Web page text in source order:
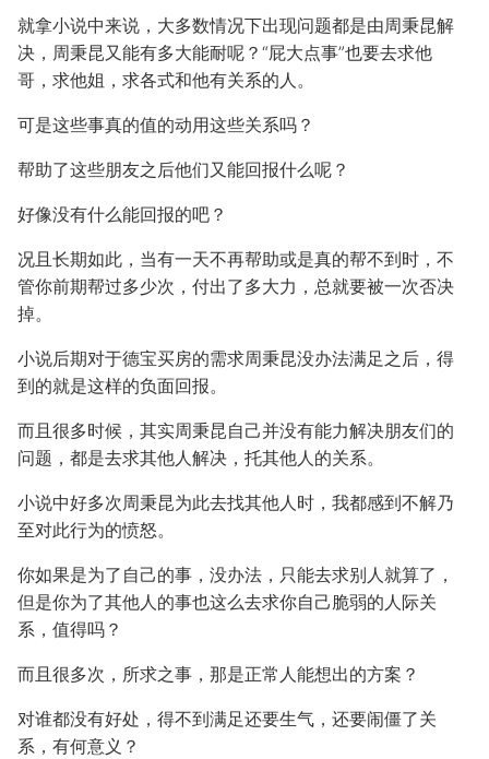
就拿小说中来说，大多数情况下出现问题都是由周秉昆解
决，周秉昆又能有多大能耐呢？“屁大点事”也要去求他
哥，求他姐，求各式和他有关系的人。
可是这些事真的值的动用这些关系吗？
帮助了这些朋友之后他们又能回报什么呢？
好像没有什么能回报的吧？
况且长期如此，当有一天不再帮助或是真的帮不到时，不
管你前期帮过多少次，付出了多大力，总就要被一次否决
掉。
小说后期对于德宝买房的需求周秉昆没办法满足之后，得
到的就是这样的负面回报。
而且很多时候，其实周秉昆自己并没有能力解决朋友们的
问题，都是去求其他人解决，托其他人的关系。
小说中好多次周秉昆为此去找其他人时，我都感到不解乃
至对此行为的愤怒。
你如果是为了自己的事，没办法，只能去求别人就算了，
但是你为了其他人的事也这么去求你自己脆弱的人际关
系，值得吗？
而且很多次，所求之事，那是正常人能想出的方案？
对谁都没有好处，得不到满足还要生气，还要闹僵了关
系，有何意义？